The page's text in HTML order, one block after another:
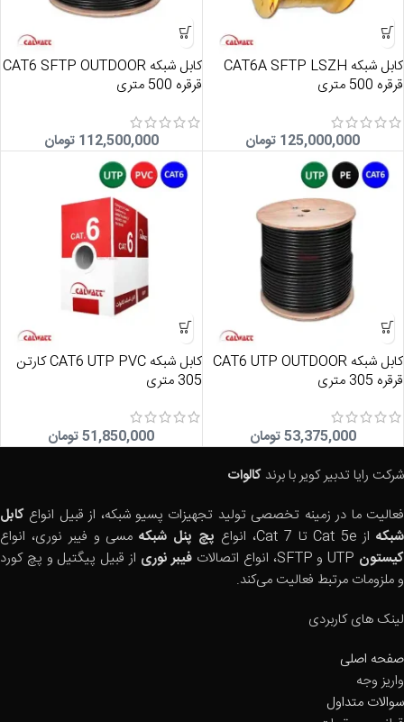
کابل شبکه CAT6A SFTP LSZH
قرقره 500 متری
125,000,000 تومان
کابل شبکه CAT6 SFTP OUTDOOR
قرقره 500 متری
112,500,000 تومان
کابل شبکه CAT6 UTP OUTDOOR
قرقره 305 متری
53,375,000تومان
کابل شبکه CAT6 UTP PVC کارتن
305 متری
51,850,000تومان
شرکت رایا تدبیر کویر با برند کالوات
فعالیت ما در زمینه تخصصی تولید تجهیزات پسیو شبکه، از قبیل انواع کابل
شبکهاز Cat 5e تا Cat 7، انواع پچ پنل شبکهمسی و فیبر نوری، انواع
کیستون
فیبر نوری از قبیل پیگتیل و پچ کورد
و ملزومات مرتبط فعالیت می‌کند.
لینک های کاربردی
صفحه اصلی
واریز وجه
سوالات متداول